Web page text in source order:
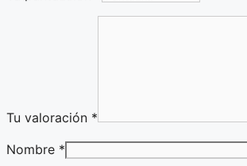
Tu valoración *
Nombre *